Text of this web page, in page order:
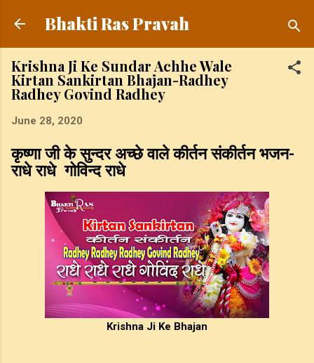
Skip to main content
Bhakti Ras Pravah
Krishna Ji Ke Sundar Achhe Wale
Kirtan Sankirtan Bhajan-Radhey
Radhey Govind Radhey
June 28, 2020
कृष्णा जी के सुन्दर अच्छे वाले कीर्तन संकीर्तन भजन-
राधे राधे गोविन्द राधे
Krishna Ji Ke Bhajan